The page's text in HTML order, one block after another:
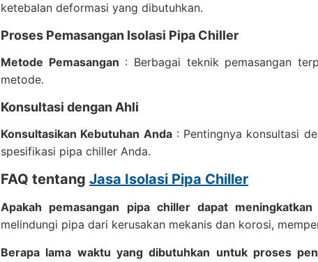
ketebalan deformasi yang dibutuhkan.
Proses Pemasangan Isolasi Pipa Chiller
Metode Pemasangan : Berbagai teknik pemasangan
metode.
Konsultasi dengan Ahli
Konsultasikan Kebutuhan Anda: Pentingnya konsultasi
spesifikasi pipa chiller Anda.
FAQ tentang Jasa Isolasi Pipa Chiller
Apakah pemasangan pipa chiller dapat
melindungi pipa dari kerusakan mekanis dan korosi,
Berapa lama waktu yang dibutuhkan untuk proses